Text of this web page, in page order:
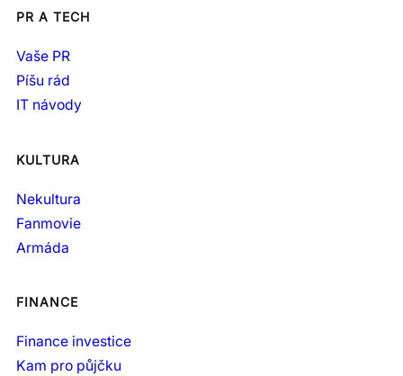
PR A TECH
Vaše PR
Píšu rád
IT návody
KULTURA
Nekultura
Fanmovie
Armáda
FINANCE
Finance investice
Kam pro půjčku